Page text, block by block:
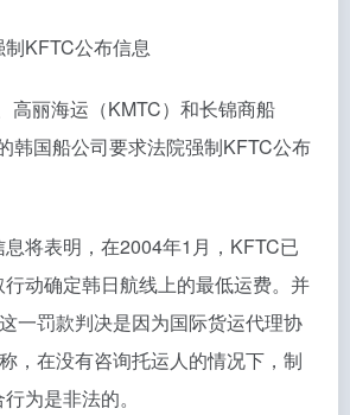
KFTC公布信息
高丽海运（KMTC）和长锦商船
韩国船公司要求法院强制KFTC公布
将表明，在2004年1月，KFTC已
动确定韩日航线上的最低运费。并
一罚款判决是因为国际货运代理协
，在没有咨询托运人的情况下，制
为是非法的。